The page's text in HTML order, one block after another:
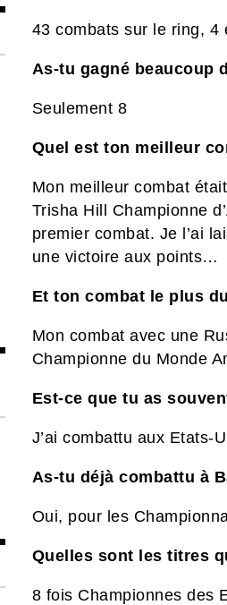
43 combats sur le ring, 4
As-tu gagné beaucoup
Seulement 8
Quel est ton meilleur
Mon meilleur combat était
Trisha Hill Championne
premier combat. Je l’ai
une victoire aux points…
Et ton combat le plus
Mon combat avec une
Championne du Monde
Est-ce que tu as
J’ai combattu aux Etats-
As-tu déjà combattu à
Oui, pour les
Quelles sont les titres
8 fois Championnes des